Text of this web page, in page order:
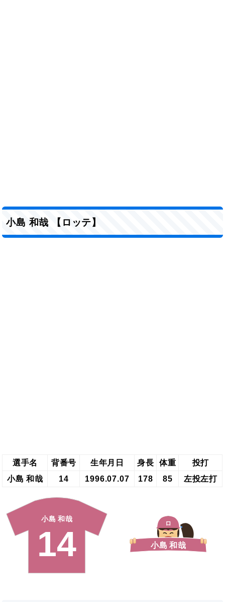
小島 和哉 【ロッテ】
選手名 背番号 生年月日 身長 体重
投打
小島 和哉
14 1996.07.07 178 85 左投左打
小島 和哉
14
ロ
小島 和哉